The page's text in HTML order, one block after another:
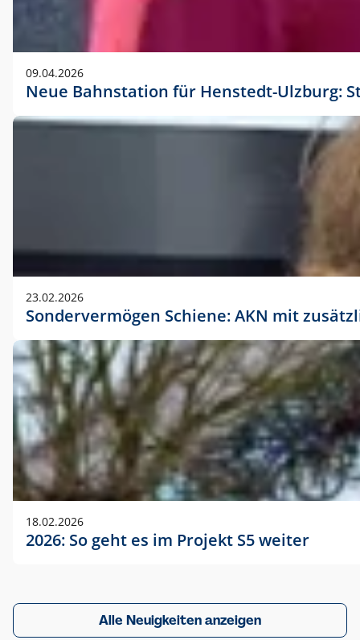
09.04.2026
Neue Bahnstation für Henstedt-Ulzburg:
23.02.2026
Sondervermögen Schiene: AKN mit
18.02.2026
2026: So geht es im Projekt S5 weiter
Alle Neuigkeiten anzeigen